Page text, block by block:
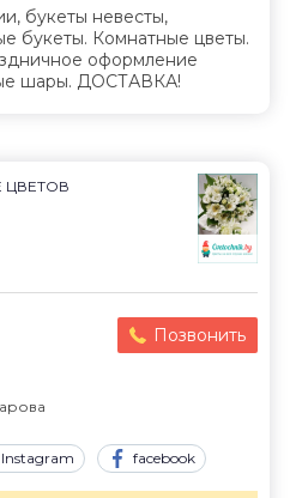
букеты невесты,
букеты. Комнатные цветы.
оформление
шары. ДОСТАВКА!
ЦВЕТОВ
Позвонить
Instagram facebook